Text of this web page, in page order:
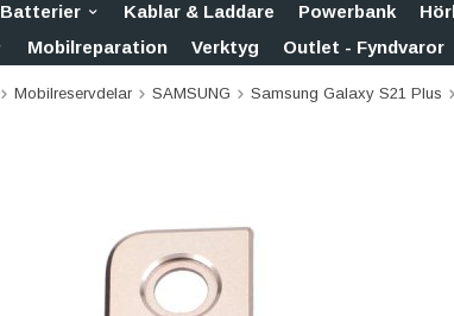
Batterier Kablar & Laddare Powerbank
Mobilreparation Verktyg Outlet - Fyndvaror
Mobilreservdelar SAMSUNG Samsung Galaxy S21 Plus